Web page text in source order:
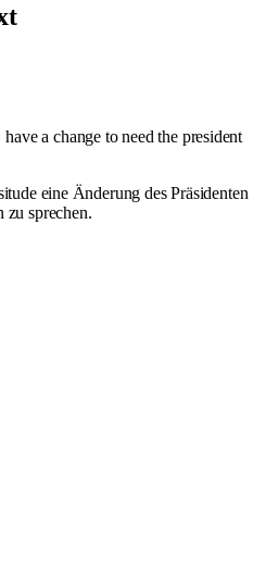
have a change to need the president
eine Änderung des Präsidenten
zu sprechen.